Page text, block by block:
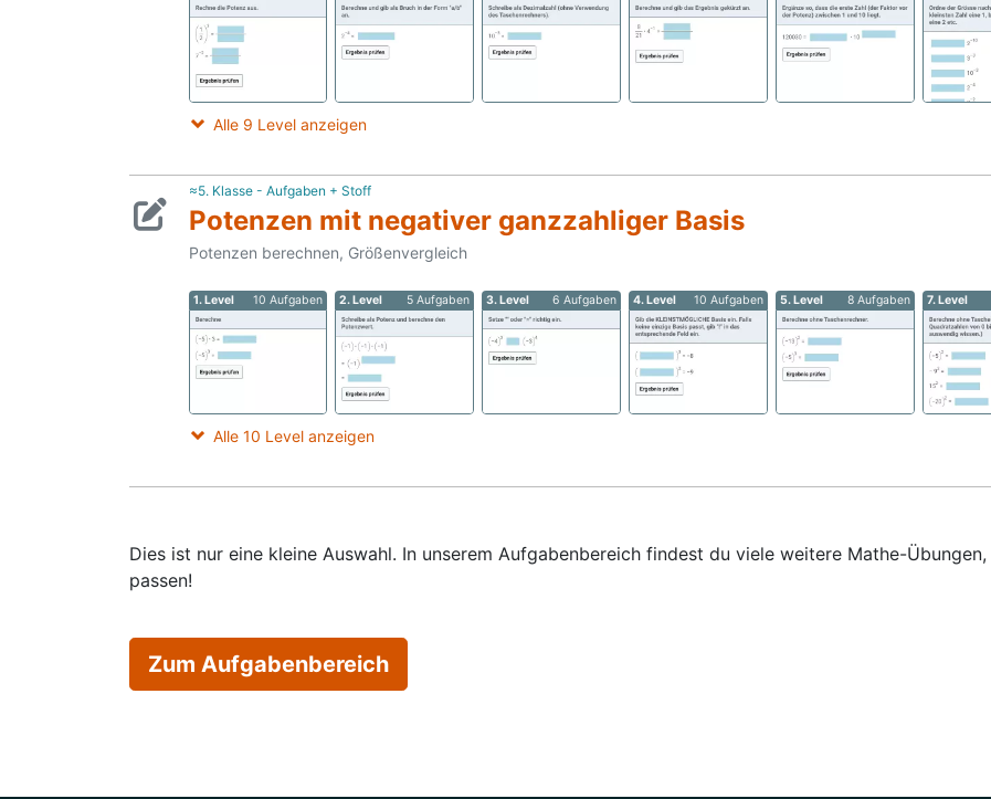
Alle 9 Level anzeigen
≈5. Klasse - Aufgaben + Stoff
Potenzen mit negativer ganzzahliger Basis
Potenzen berechnen, Größenvergleich
1. Level 10 Aufgaben 2. Level 5 Aufgaben 3. Level 6 Aufgaben 4. Level 10 Aufgaben 5. Level 8 Aufgaben 7. Level
Alle 10 Level anzeigen
Dies ist nur eine kleine Auswahl. In unserem Aufgabenbereich findest du viele weitere Mathe-
passen!
Zum Aufgabenbereich